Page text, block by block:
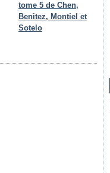
tome 5 de Chen,
Benitez, Montiel et
Sotelo